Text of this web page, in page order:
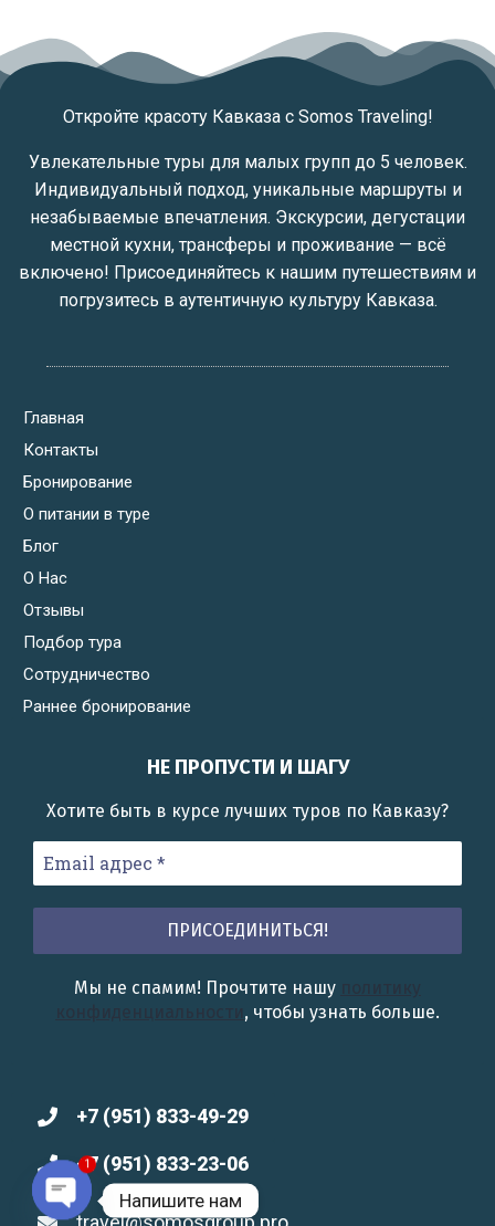
Откройте красоту Кавказа с Somos Traveling!
Увлекательные туры для малых групп до 5 человек.
Индивидуальный подход, уникальные маршруты и
незабываемые впечатления. Экскурсии, дегустации
местной кухни, трансферы и проживание — всё
включено! Присоединяйтесь к нашим путешествиям и
погрузитесь в аутентичную культуру Кавказа.
Главная
Контакты
Бронирование
О питании в туре
Блог
О Нас
Отзывы
Подбор тура
Сотрудничество
Раннее бронирование
+7 (951) 833-49-29
+7 (951) 833-23-06
Напишите нам
1